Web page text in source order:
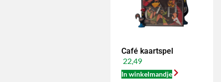
Café kaartspel
22,49
In winkelmandje